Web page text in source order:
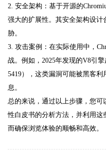
2. 安全架构：基于开源的
强大的扩展性。其安全架构设
胁。
3. 攻击案例：在实际使用中，
战。例如，2025年发现的V8引
5419），这类漏洞可能被黑客
息。
总的来说，通过以上步骤，您可
性白皮书的分析方法，并利用这
而确保浏览体验的顺畅和高效。